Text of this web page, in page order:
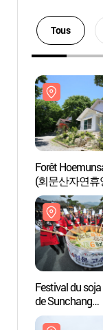
Tous
Forêt
(회문산자연휴
Festival du
de Sunchang
(순창장류축제)